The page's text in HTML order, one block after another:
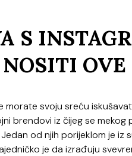
S
OVE
svoju sreću
brendovi iz čijeg se
od njih porijeklom je iz
je da izrađuju